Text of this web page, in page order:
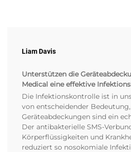
Liam Davis
Unterstützen die
Medical eine effektive
Die Infektionskontrolle ist in
von entscheidender
Geräteabdeckungen sind ein
Der antibakterielle SMS-
Körperflüssigkeiten und
reduziert so nosokomiale